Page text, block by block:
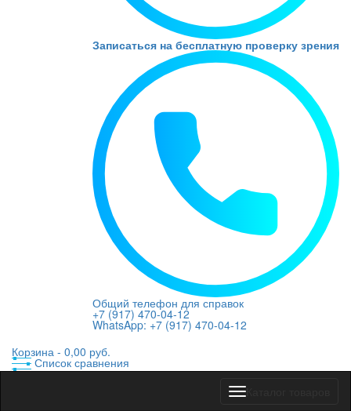
Записаться на бесплатную проверку зрения
Общий телефон для справок
+7 (917) 470-04-12
WhatsApp: +7 (917) 470-04-12
Корзина - 0,00 руб.
Список сравнения
Показать
меню